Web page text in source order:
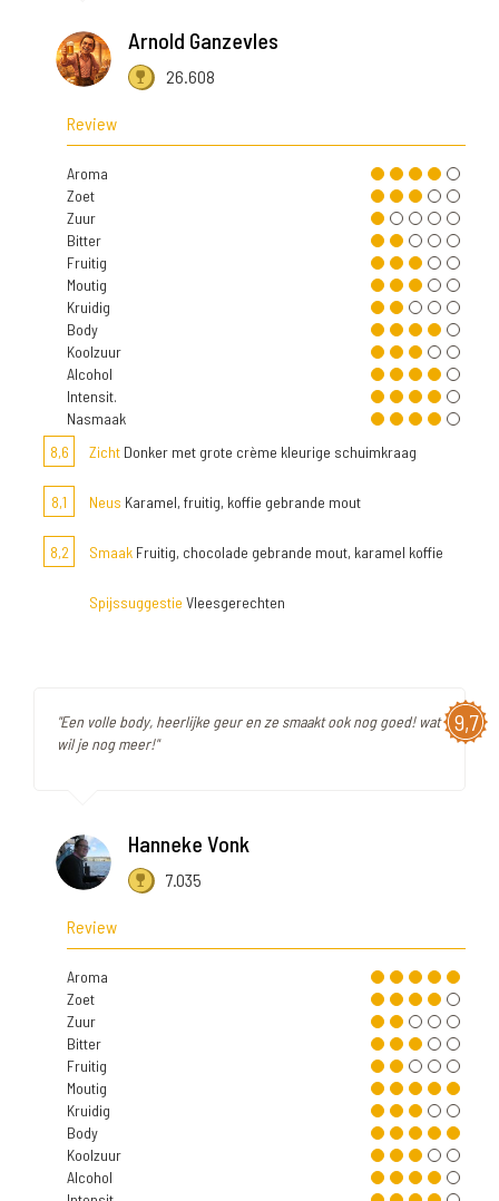
Arnold Ganzevles
26.608
Review
Aroma
Zoet
Zuur
Bitter
Fruitig
Moutig
Kruidig
Body
Koolzuur
Alcohol
Intensit.
Nasmaak
8,6
Zicht Donker met grote crème kleurige schuimkraag
8,1 Neus Karamel, fruitig, koffie gebrande mout
8,2 Smaak Fruitig, chocolade gebrande mout, karamel koffie
Spijssuggestie Vleesgerechten
9,7
"Een volle body, heerlijke geur en ze smaakt ook nog goed! wat
wil je nog meer!"
Hanneke Vonk
7.035
Review
Aroma
Zoet
Zuur
Bitter
Fruitig
Moutig
Kruidig
Body
Koolzuur
Alcohol